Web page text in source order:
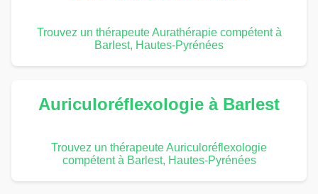
Trouvez un thérapeute Aurathérapie compétent à
Barlest, Hautes-Pyrénées
Auriculoréflexologie à Barlest
Trouvez un thérapeute Auriculoréflexologie
compétent à Barlest, Hautes-Pyrénées